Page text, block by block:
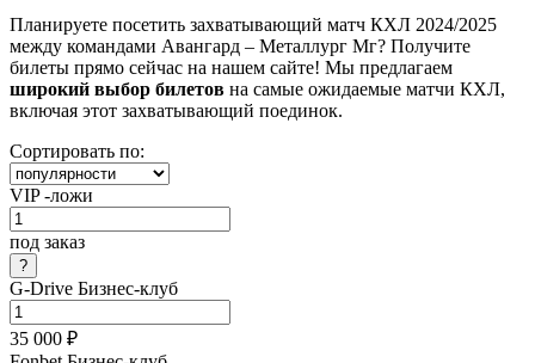
Планируете посетить захватывающий матч КХЛ 2024/2025
между командами Авангард – Металлург Мг? Получите
билеты прямо сейчас на нашем сайте! Мы предлагаем
широкий выбор билетов на самые ожидаемые матчи КХЛ,
включая этот захватывающий поединок.
Сортировать по:
VIP -ложи
под заказ
G-Drive Бизнес-клуб
35 000 ₽